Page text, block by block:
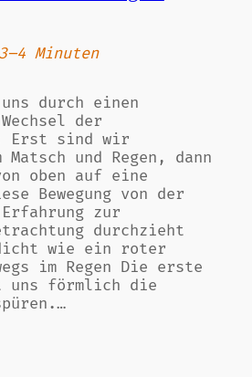
3–4 Minuten
durch einen
der
Erst sind wir
und Regen, dann
oben auf eine
Bewegung von der
zur
durchzieht
wie ein roter
im Regen Die erste
uns förmlich die